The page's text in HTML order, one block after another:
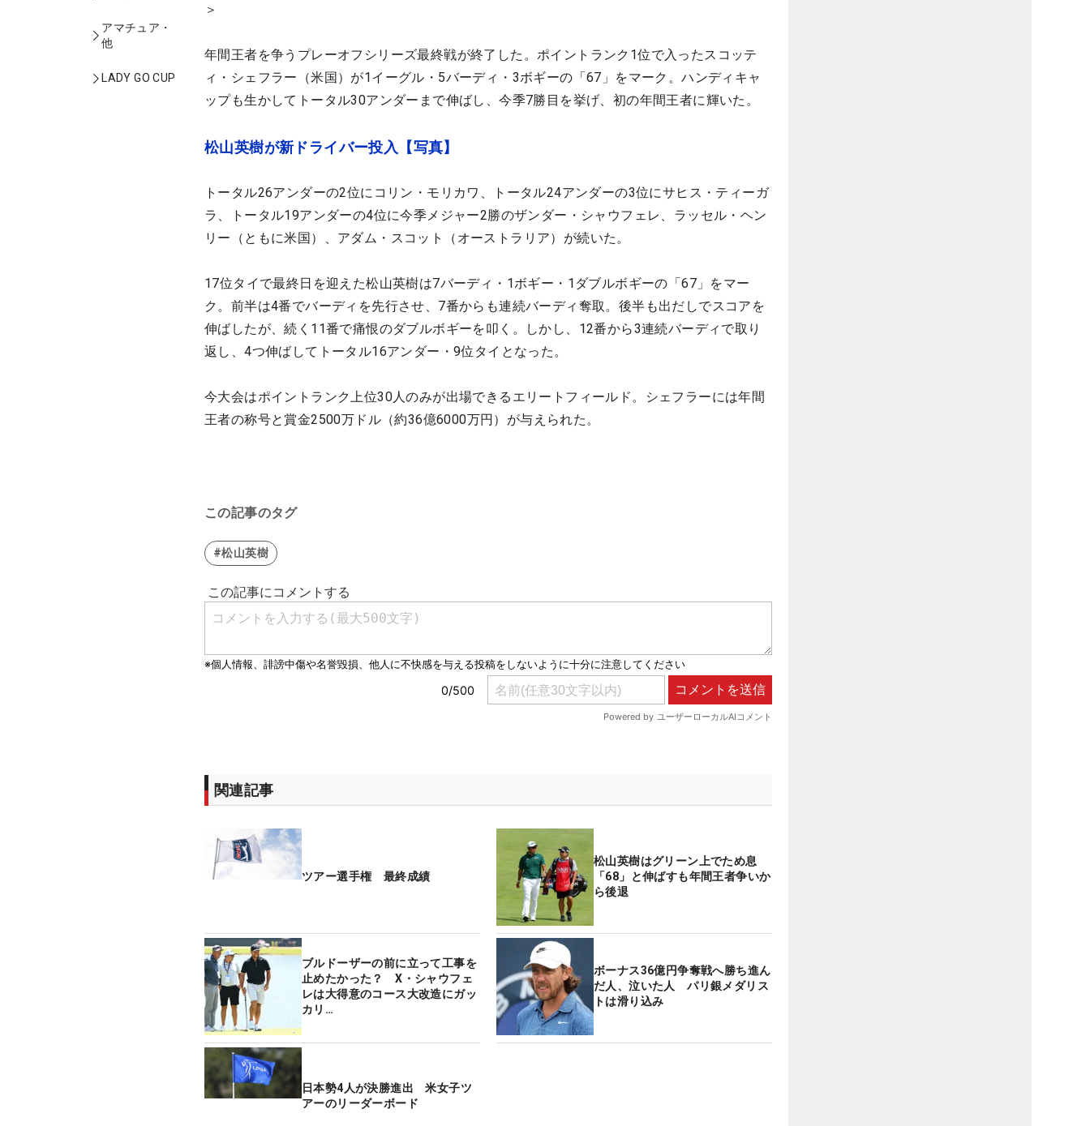
アマチュア・
他
LADY GO CUP
＞
年間王者を争うプレーオフシリーズ最終戦が終了した。ポイントランク1位で入ったスコッテ
ィ・シェフラー（米国）が1イーグル・5バーディ・3ボギーの「67」をマーク。ハンディキャ
ップも生かしてトータル30アンダーまで伸ばし、今季7勝目を挙げ、初の年間王者に輝いた。
松山英樹が新ドライバー投入【写真】
トータル26アンダーの2位にコリン・モリカワ、トータル24アンダーの3位にサヒス・ティーガ
ラ、トータル19アンダーの4位に今季メジャー2勝のザンダー・シャウフェレ、ラッセル・ヘン
リー（ともに米国）、アダム・スコット（オーストラリア）が続いた。
17位タイで最終日を迎えた松山英樹は7バーディ・1ボギー・1ダブルボギーの「67」をマー
ク。前半は4番でバーディを先行させ、7番からも連続バーディ奪取。後半も出だしでスコアを
伸ばしたが、続く11番で痛恨のダブルボギーを叩く。しかし、12番から3連続バーディで取り
返し、4つ伸ばしてトータル16アンダー・9位タイとなった。
今大会はポイントランク上位30人のみが出場できるエリートフィールド。シェフラーには年間
王者の称号と賞金2500万ドル（約36億6000万円）が与えられた。
この記事のタグ
#松山英樹
関連記事
ツアー選手権 最終成績
松山英樹はグリーン上でため息
「68」と伸ばすも年間王者争いか
ら後退
ブルドーザーの前に立って工事を
止めたかった？ X・シャウフェ
レは大得意のコース大改造にガッ
カリ…
ボーナス36億円争奪戦へ勝ち進ん
だ人、泣いた人 パリ銀メダリス
トは滑り込み
日本勢4人が決勝進出 米女子ツ
アーのリーダーボード